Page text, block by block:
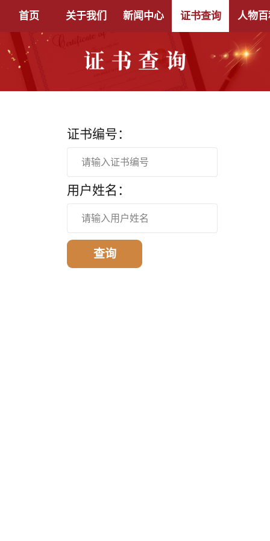
首页 关于我们 新闻中心 证书查询 人物百
证书编号：
请输入证书编号
用户姓名：
请输入用户姓名
查询